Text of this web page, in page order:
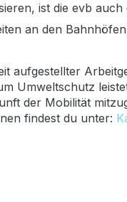
ist die evb
an den
aufgestellter
Umweltschutz
der Mobilität
findest du unter: